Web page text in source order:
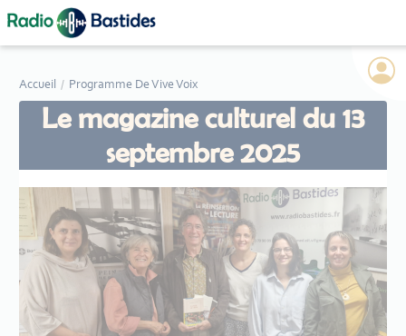
Accueil Programme De Vive Voix
Le magazine culturel du 13
septembre 2025
Panneau de gestion des cookies